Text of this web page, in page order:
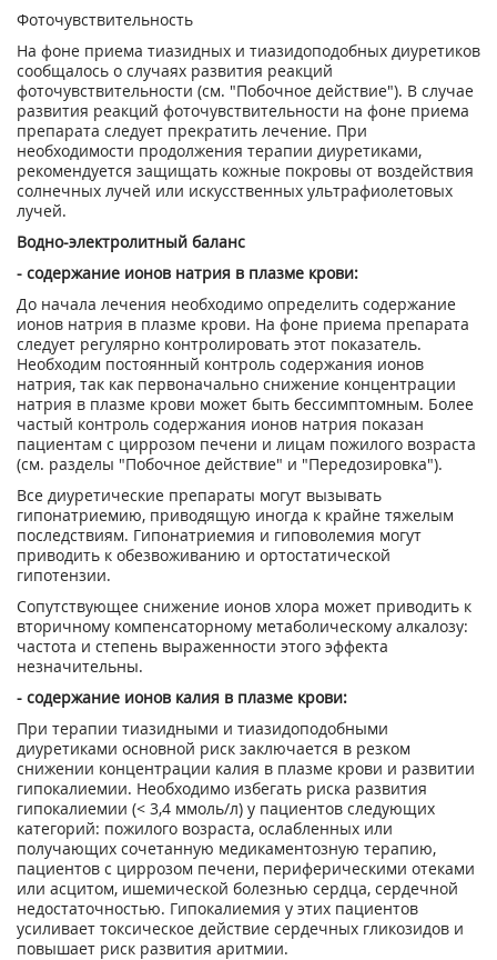
Фоточувствительность
На фоне приема тиазидных и тиазидоподобных диуретиков
сообщалось о случаях развития реакций
фоточувствительности (см. "Побочное действие"). В случае
развития реакций фоточувствительности на фоне приема
препарата следует прекратить лечение. При
необходимости продолжения терапии диуретиками,
рекомендуется защищать кожные покровы от воздействия
солнечных лучей или искусственных ультрафиолетовых
лучей.
Водно-электролитный баланс
- содержание ионов натрия в плазме крови:
До начала лечения необходимо определить содержание
ионов натрия в плазме крови. На фоне приема препарата
следует регулярно контролировать этот показатель.
Необходим постоянный контроль содержания ионов
натрия, так как первоначально снижение концентрации
натрия в плазме крови может быть бессимптомным. Более
частый контроль содержания ионов натрия показан
пациентам с циррозом печени и лицам пожилого возраста
(см. разделы "Побочное действие" и "Передозировка").
Все диуретические препараты могут вызывать
гипонатриемию, приводящую иногда к крайне тяжелым
последствиям. Гипонатриемия и гиповолемия могут
приводить к обезвоживанию и ортостатической
гипотензии.
Сопутствующее снижение ионов хлора может приводить к
вторичному компенсаторному метаболическому алкалозу:
частота и степень выраженности этого эффекта
незначительны.
- содержание ионов калия в плазме крови:
При терапии тиазидными и тиазидоподобными
диуретиками основной риск заключается в резком
снижении концентрации калия в плазме крови и развитии
гипокалиемии. Необходимо избегать риска развития
гипокалиемии (< 3,4 ммоль/л) у пациентов следующих
категорий: пожилого возраста, ослабленных или
получающих сочетанную медикаментозную терапию,
пациентов с циррозом печени, периферическими отеками
или асцитом, ишемической болезнью сердца, сердечной
недостаточностью. Гипокалиемия у этих пациентов
усиливает токсическое действие сердечных гликозидов и
повышает риск развития аритмии.